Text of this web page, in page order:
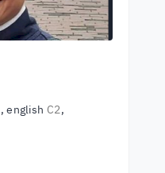
english C2